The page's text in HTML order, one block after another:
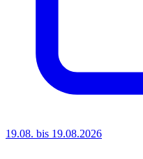
19.08. bis 19.08.2026